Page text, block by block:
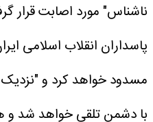
ناشناس" مورد اصابت قرار
پاسداران انقلاب اسلامی
مسدود خواهد کرد و
با دشمن تلقی خواهد شد و